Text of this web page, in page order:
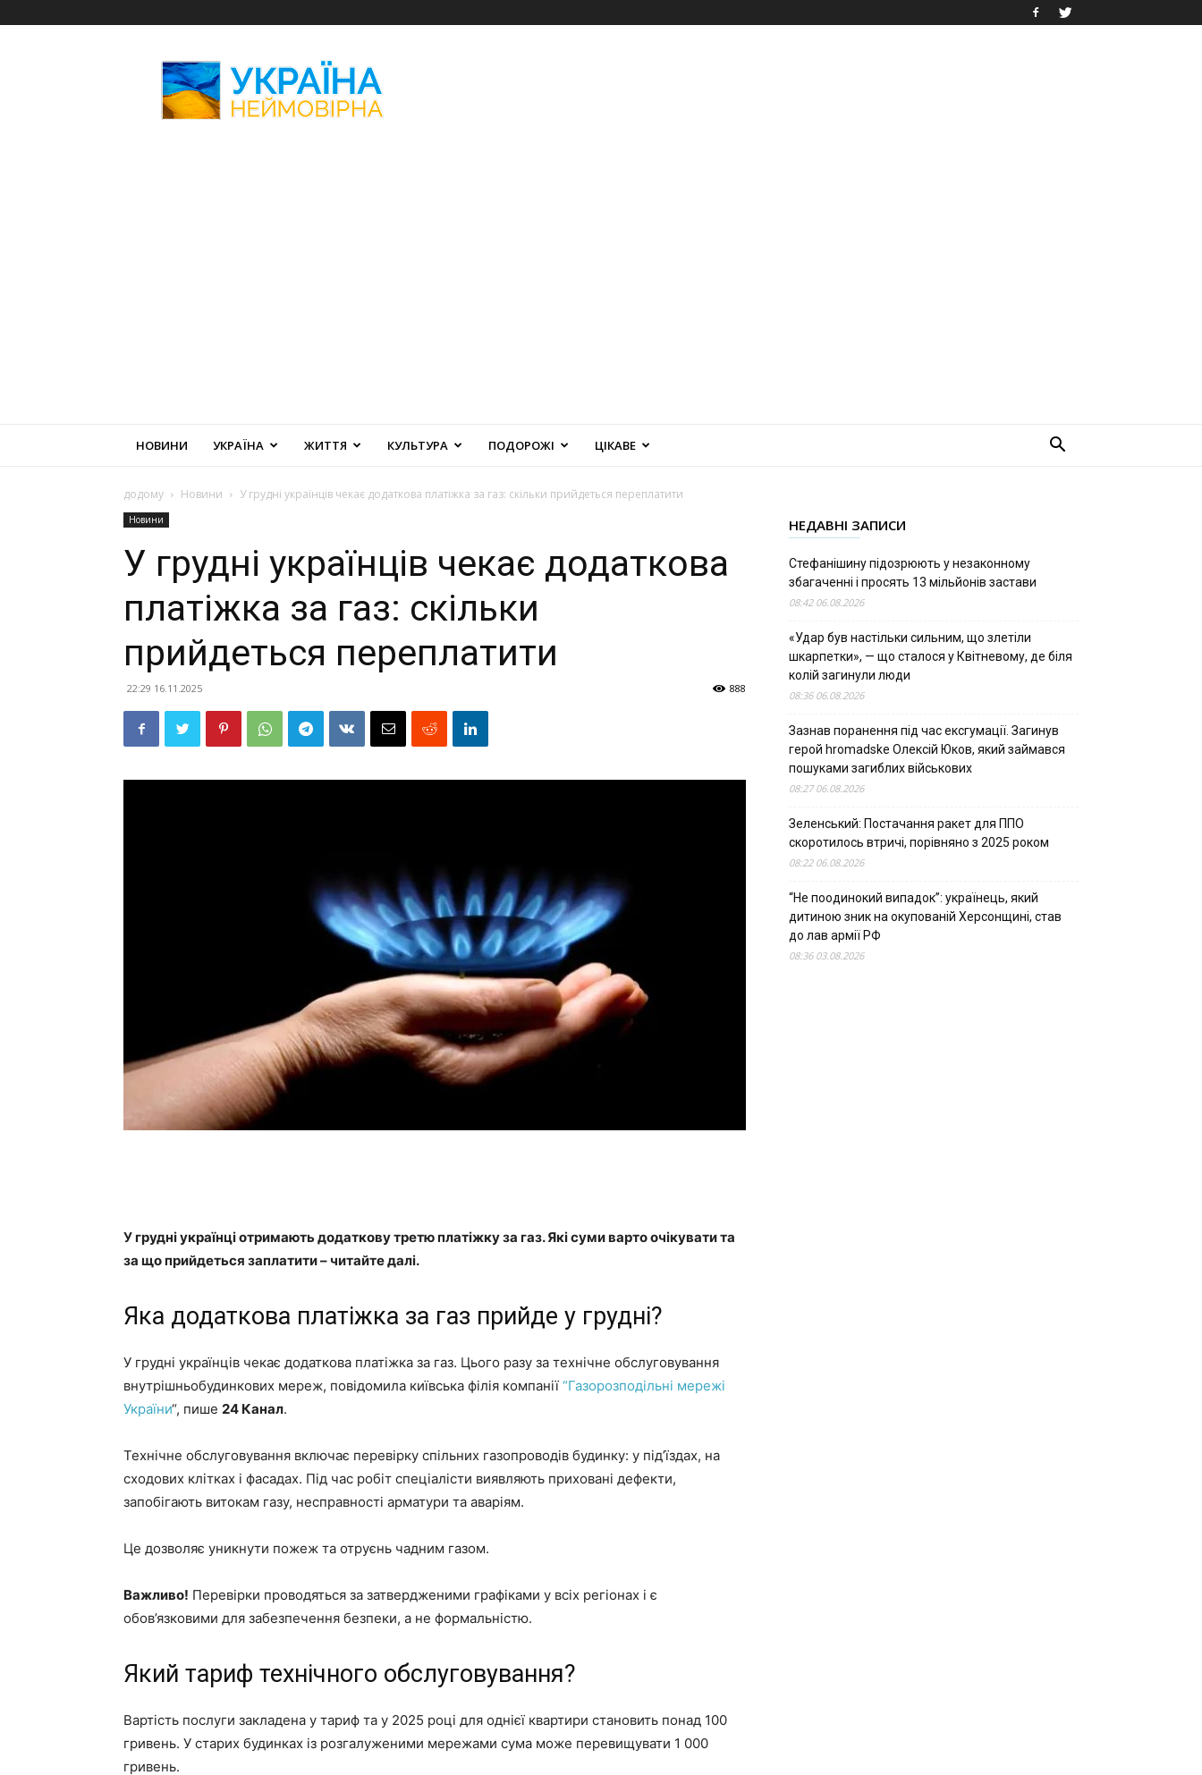
Неймовірна
НОВИНИ УКРАЇНА ЖИТТЯ КУЛЬТУРА ПОДОРОЖІ ЦІКАВЕ
додому Новини У грудні українців чекає додаткова платіжка за газ: скільки прийдеться переплатити
Новини
У грудні українців чекає додаткова
платіжка за газ: скільки
прийдеться переплатити
22:29 16.11.2025 888
У грудні українці отримають додаткову третю платіжку за газ. Які суми варто очікувати та
за що прийдеться заплатити – читайте далі.
Яка додаткова платіжка за газ прийде у грудні?
У грудні українців чекає додаткова платіжка за газ. Цього разу за технічне обслуговування
внутрішньобудинкових мереж, повідомила київська філія компанії “Газорозподільні мережі
України“, пише 24 Канал.
Технічне обслуговування включає перевірку спільних газопроводів будинку: у під’їздах, на
сходових клітках і фасадах. Під час робіт спеціалісти виявляють приховані дефекти,
запобігають витокам газу, несправності арматури та аваріям.
Це дозволяє уникнути пожеж та отруєнь чадним газом.
Важливо! Перевірки проводяться за затвердженими графіками у всіх регіонах і є
обов’язковими для забезпечення безпеки, а не формальністю.
Який тариф технічного обслуговування?
Вартість послуги закладена у тариф та у 2025 році для однієї квартири становить понад 100
гривень. У старих будинках із розгалуженими мережами сума може перевищувати 1 000
гривень.
НЕДАВНІ ЗАПИСИ
Стефанішину підозрюють у незаконному
збагаченні і просять 13 мільйонів застави
08:42 06.08.2026
«Удар був настільки сильним, що злетіли
шкарпетки», — що сталося у Квітневому, де біля
колій загинули люди
08:36 06.08.2026
Зазнав поранення під час ексгумації. Загинув
герой hromadske Олексій Юков, який займався
пошуками загиблих військових
08:27 06.08.2026
Зеленський: Постачання ракет для ППО
скоротилось втричі, порівняно з 2025 роком
08:22 06.08.2026
“Не поодинокий випадок”: українець, який
дитиною зник на окупованій Херсонщині, став
до лав армії РФ
08:36 03.08.2026